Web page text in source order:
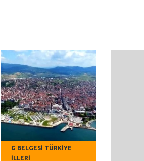
G BELGESI TÜRKIYE
İLLERI